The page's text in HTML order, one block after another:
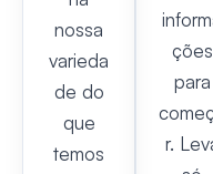
nossa
varieda
de do
que
temos
ções
para
r.